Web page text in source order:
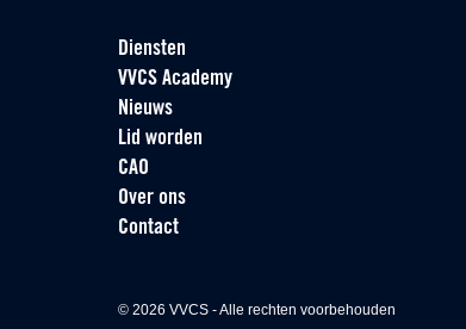
Diensten
VVCS Academy
Nieuws
Lid worden
CAO
Over ons
Contact
© 2026 VVCS - Alle rechten voorbehouden